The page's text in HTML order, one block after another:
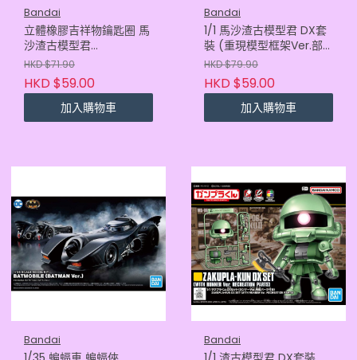
Bandai
立體橡膠吉祥物鑰匙圈 馬
沙渣古模型君
4573102683823
HKD $71.90
HKD $59.00
加入購物車
Bandai
1/1 馬沙渣古模型君 DX套
裝 (重現模型框架Ver.部
件)4573102685834
HKD $79.90
HKD $59.00
加入購物車
Bandai Bandai